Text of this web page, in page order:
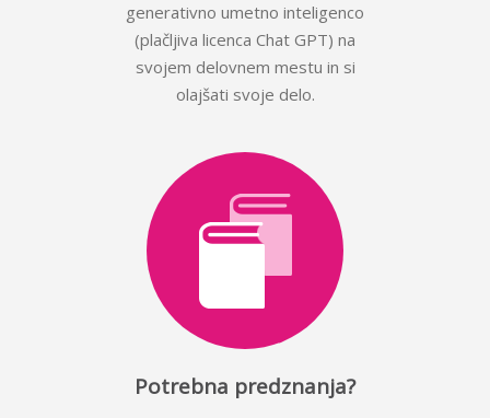
generativno umetno inteligenco
(plačljiva licenca Chat GPT) na
svojem delovnem mestu in si
olajšati svoje delo.
Potrebna predznanja?